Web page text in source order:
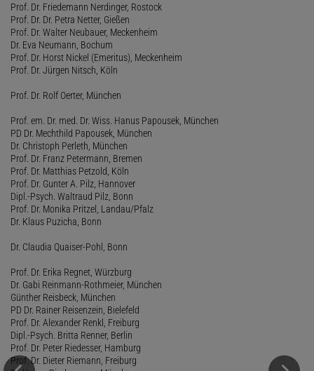
Prof. Dr. Friedemann Nerdinger, Rostock
Prof. Dr. Dr. Petra Netter, Gießen
Prof. Dr. Walter Neubauer, Meckenheim
Dr. Eva Neumann, Bochum
Prof. Dr. Horst Nickel (Emeritus), Meckenheim
Prof. Dr. Jürgen Nitsch, Köln
Prof. Dr. Rolf Oerter, München
Prof. em. Dr. med. Dr. Wiss. Hanus Papousek, München
PD Dr. Mechthild Papousek, München
Dr. Christoph Perleth, München
Prof. Dr. Franz Petermann, Bremen
Prof. Dr. Matthias Petzold, Köln
Prof. Dr. Gunter A. Pilz, Hannover
Dipl.-Psych. Waltraud Pilz, Bonn
Prof. Dr. Monika Pritzel, Landau/Pfalz
Dr. Klaus Puzicha, Bonn
Dr. Claudia Quaiser-Pohl, Bonn
Prof. Dr. Erika Regnet, Würzburg
Dr. Gabi Reinmann-Rothmeier, München
Günther Reisbeck, München
PD Dr. Rainer Reisenzein, Bielefeld
Prof. Dr. Alexander Renkl, Freiburg
Dipl.-Psych. Britta Renner, Berlin
Prof. Dr. Peter Riedesser, Hamburg
Prof. Dr. Dieter Riemann, Freiburg